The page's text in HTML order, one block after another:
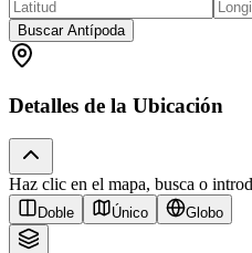
Buscar Antípoda
Detalles de la Ubicación
Haz clic en el mapa, busca o
Doble Único Globo